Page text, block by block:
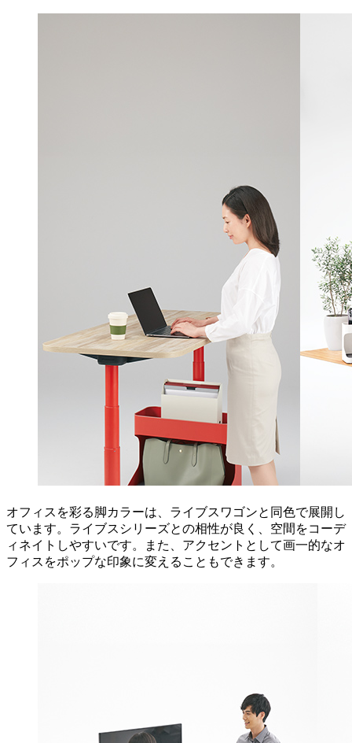
オフィスを彩る脚カラーは、ライブスワゴンと同色で展開し
ています。ライブスシリーズとの相性が良く、空間をコーデ
ィネイトしやすいです。また、アクセントとして画一的なオ
フィスをポップな印象に変えることもできます。